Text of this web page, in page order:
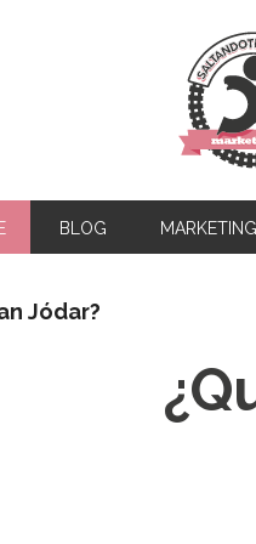
BLOG
Jódar?